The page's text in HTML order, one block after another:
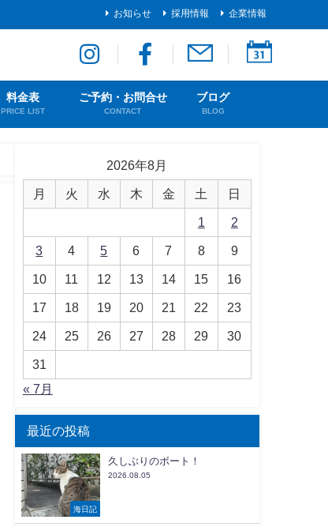
お知らせ 採用情報 企業情報
料金表
PRICE LIST
ご予約・お問合せ
CONTACT
ブログ
BLOG
2026年8月
月 火 水 木 金 土 日
1 2
3 4 5 6 7 8 9
10 11 12 13 14 15 16
17 18 19 20 21 22 23
24 25 26 27 28 29 30
31
« 7月
最近の投稿
海日記
久しぶりのボート！
2026.08.05